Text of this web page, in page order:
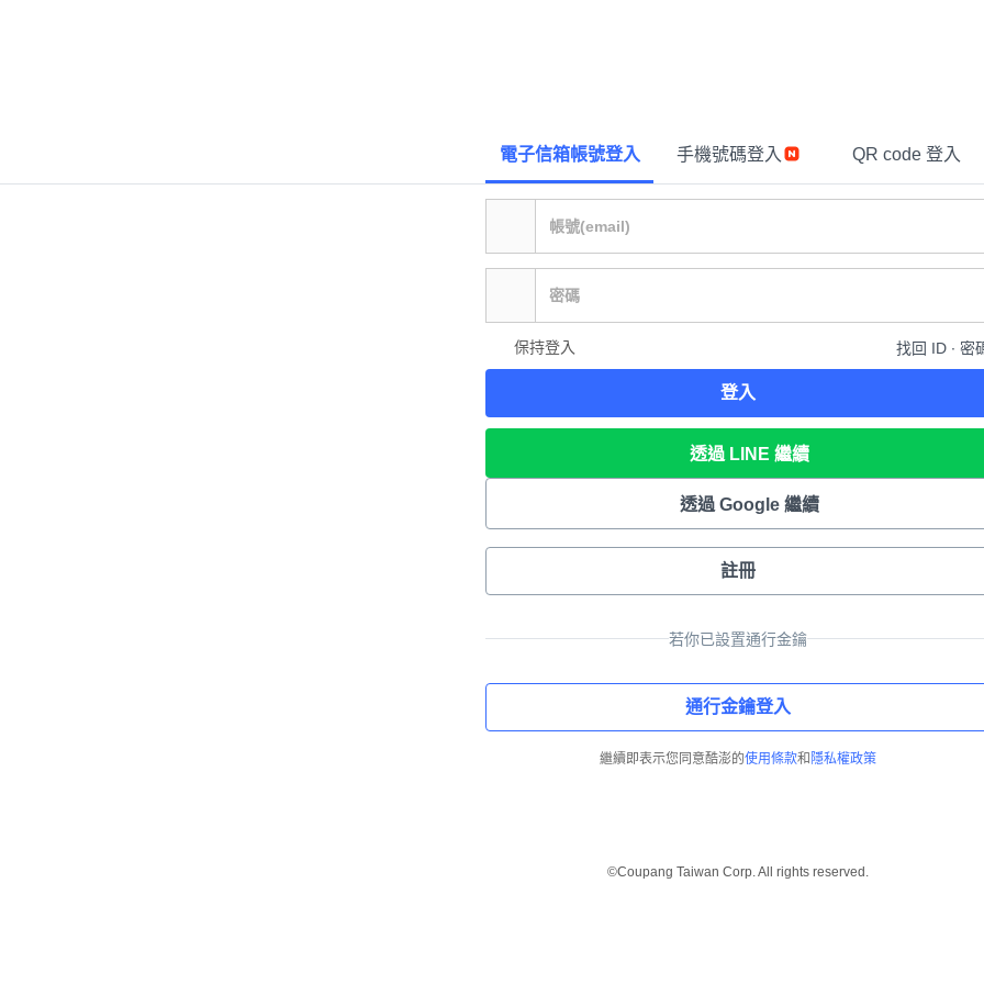
電子信箱帳號登入 手機號碼登入 QR code 登入
保持登入 找回 ID ∙ 密
登入
透過 LINE 繼續
透過 Google 繼續
註冊
若你已設置通行金鑰
通行金鑰登入
繼續即表示您同意酷澎的使用條款和 隱私權政策
©Coupang Taiwan Corp. All rights reserved.